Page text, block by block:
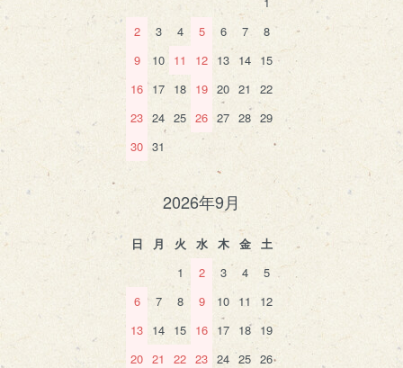
2
3 4 5 6 7
8
9
10 11 12 13 14 15
16 17 18 19 20 21
22
23 24 25 26 27 28 29
30 31
2026年9月
日 月 火 水 木 金
土
1
2 3 4
5
6
7 8 9 10 11
12
13 14 15 16 17 18 19
20 21 22 23 24 25 26